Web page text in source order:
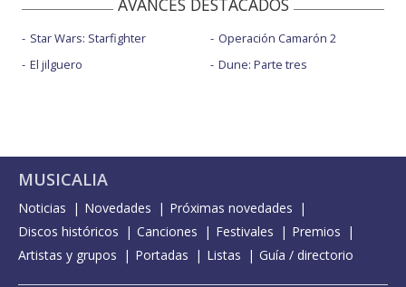
AVANCES DESTACADOS
Star Wars: Starfighter
El jilguero
Operación Camarón 2
Dune: Parte tres
MUSICALIA
Noticias Novedades
Próximas novedades
Discos históricos
Canciones Festivales
Premios
Artistas y grupos
Portadas Listas Guía / directorio